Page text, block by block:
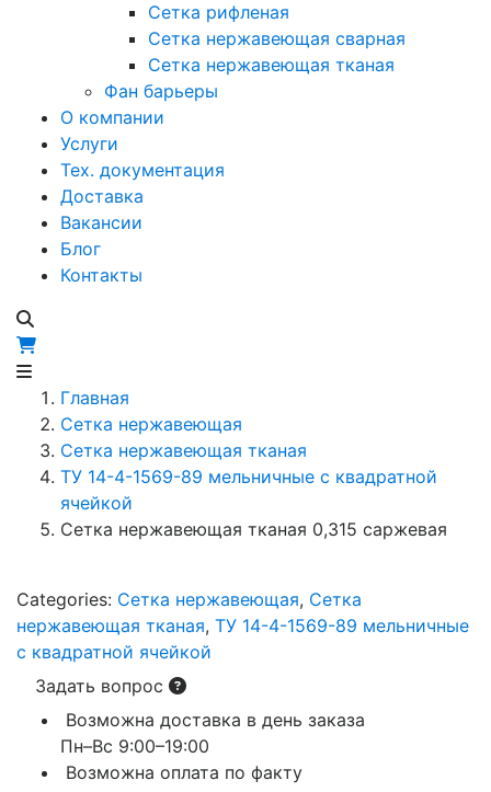
Сетка рифленая
Сетка нержавеющая сварная
Сетка нержавеющая тканая
Фан барьеры
О компании
Услуги
Тех. документация
Доставка
Вакансии
Блог
Контакты
Главная
Сетка нержавеющая
Сетка нержавеющая тканая
ТУ 14-4-1569-89 мельничные с квадратной
ячейкой
Сетка нержавеющая тканая 0,315 саржевая
Categories: Сетка нержавеющая, Сетка
нержавеющая тканая, ТУ 14-4-1569-89 мельничные
с квадратной ячейкой
Задать вопрос
Возможна доставка в день заказа
Пн–Вс 9:00–19:00
Возможна оплата по факту